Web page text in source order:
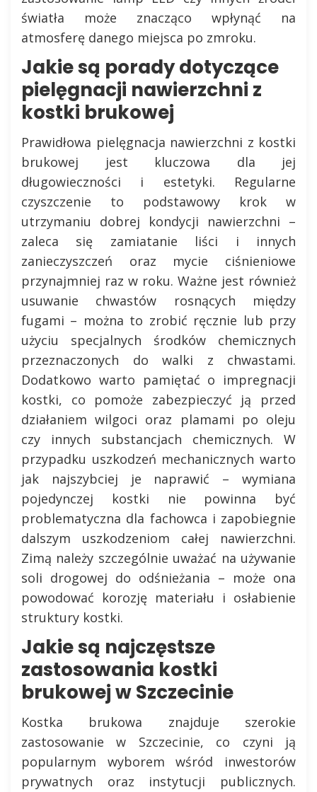
światła może znacząco wpłynąć na
atmosferę danego miejsca po zmroku.
Jakie są porady dotyczące
pielęgnacji nawierzchni z
kostki brukowej
Prawidłowa pielęgnacja nawierzchni z kostki
brukowej jest kluczowa dla jej
długowieczności i estetyki. Regularne
czyszczenie to podstawowy krok w
utrzymaniu dobrej kondycji nawierzchni –
zaleca się zamiatanie liści i innych
zanieczyszczeń oraz mycie ciśnieniowe
przynajmniej raz w roku. Ważne jest również
usuwanie chwastów rosnących między
fugami – można to zrobić ręcznie lub przy
użyciu specjalnych środków chemicznych
przeznaczonych do walki z chwastami.
Dodatkowo warto pamiętać o impregnacji
kostki, co pomoże zabezpieczyć ją przed
działaniem wilgoci oraz plamami po oleju
czy innych substancjach chemicznych. W
przypadku uszkodzeń mechanicznych warto
jak najszybciej je naprawić – wymiana
pojedynczej kostki nie powinna być
problematyczna dla fachowca i zapobiegnie
dalszym uszkodzeniom całej nawierzchni.
Zimą należy szczególnie uważać na używanie
soli drogowej do odśnieżania – może ona
powodować korozję materiału i osłabienie
struktury kostki.
Jakie są najczęstsze
zastosowania kostki
brukowej w Szczecinie
Kostka brukowa znajduje szerokie
zastosowanie w Szczecinie, co czyni ją
popularnym wyborem wśród inwestorów
prywatnych oraz instytucji publicznych.